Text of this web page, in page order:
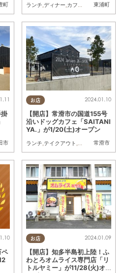
町
, いちご 東浦町
ランチ,ディナー,カフェ スイーツ,開店
市
掛
,カップル,おひとりさま,ビストロ
お店
常滑市
2024.01.10
【開店】常滑市の国道155号
沿いドッグカフェ「SAITANI
YA.」が1/20(土)オープン
ランチ,テイクアウト ,開店 親子,ペット
ペ
お店 2024.01.09
【開店】知多半島初上陸！ふ
わとろオムライス専門店「リ
トルヤミー」が11/28(火)オ